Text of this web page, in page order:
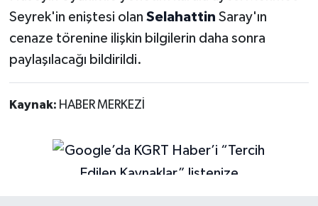
Seyrek'in eniştesi olan Selahattin Saray'ın
cenaze törenine ilişkin bilgilerin daha sonra
paylaşılacağı bildirildi.
Kaynak: HABER MERKEZİ